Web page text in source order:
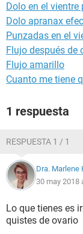
Dolo en el
Dolo apranax
Punzadas en el
Flujo después de
Flujo amarillo
Cuanto me tiene
1 respuesta
RESPUESTA 1 / 1
Dra. Marlene
30 may 2018
Lo que tienes es
quistes de ovario